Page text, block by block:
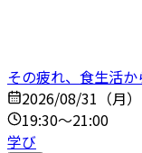
その疲れ、食生活
2026/08/31（月）
19:30～21:00
学び